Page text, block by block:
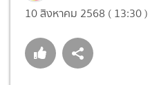
10 สิงหาคม 2568 ( 13:30 )